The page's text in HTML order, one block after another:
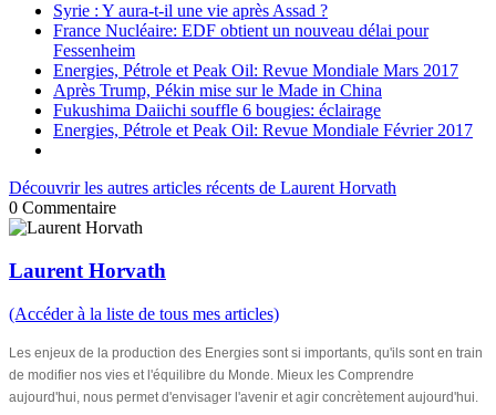
Syrie : Y aura-t-il une vie après Assad ?
France Nucléaire: EDF obtient un nouveau délai pour
Fessenheim
Energies, Pétrole et Peak Oil: Revue Mondiale Mars 2017
Après Trump, Pékin mise sur le Made in China
Fukushima Daiichi souffle 6 bougies: éclairage
Energies, Pétrole et Peak Oil: Revue Mondiale Février 2017
Découvrir les autres articles récents de Laurent Horvath
0 Commentaire
Laurent Horvath
(Accéder à la liste de tous mes articles)
Les enjeux de la production des Energies sont si importants, qu'ils sont en train
de modifier nos vies et l'équilibre du Monde. Mieux les Comprendre
aujourd'hui, nous permet d'envisager l'avenir et agir concrètement aujourd'hui.